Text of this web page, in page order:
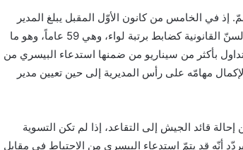
إذ في الخامس من كانون الأوّل المقبل يبلغ المدير
العامّ للأمن العامّ الياس البيسري السنّ القانونية كضابط برتبة لواء، وهي 59 عاماً، وهو ما
بأكثر من سيناريو من ضمنها استدعاء البيسري من
لإكمال مهامّه على رأس المديرية إلى حين تعيين مدير
قائد الجيش إلى التقاعد، إذا لم تكن التسوية
أنّه قد يتمّ استدعاء البيسري من الاحتياط في مقابل